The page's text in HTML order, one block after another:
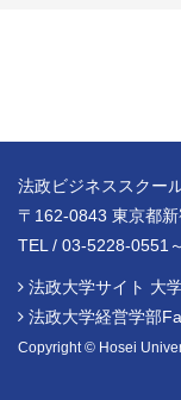
法政ビジネススクー
〒162-0843 東京都
TEL / 03-5228-0551
法政大学サイト 大
法政大学経営学部
Copyright © Hosei